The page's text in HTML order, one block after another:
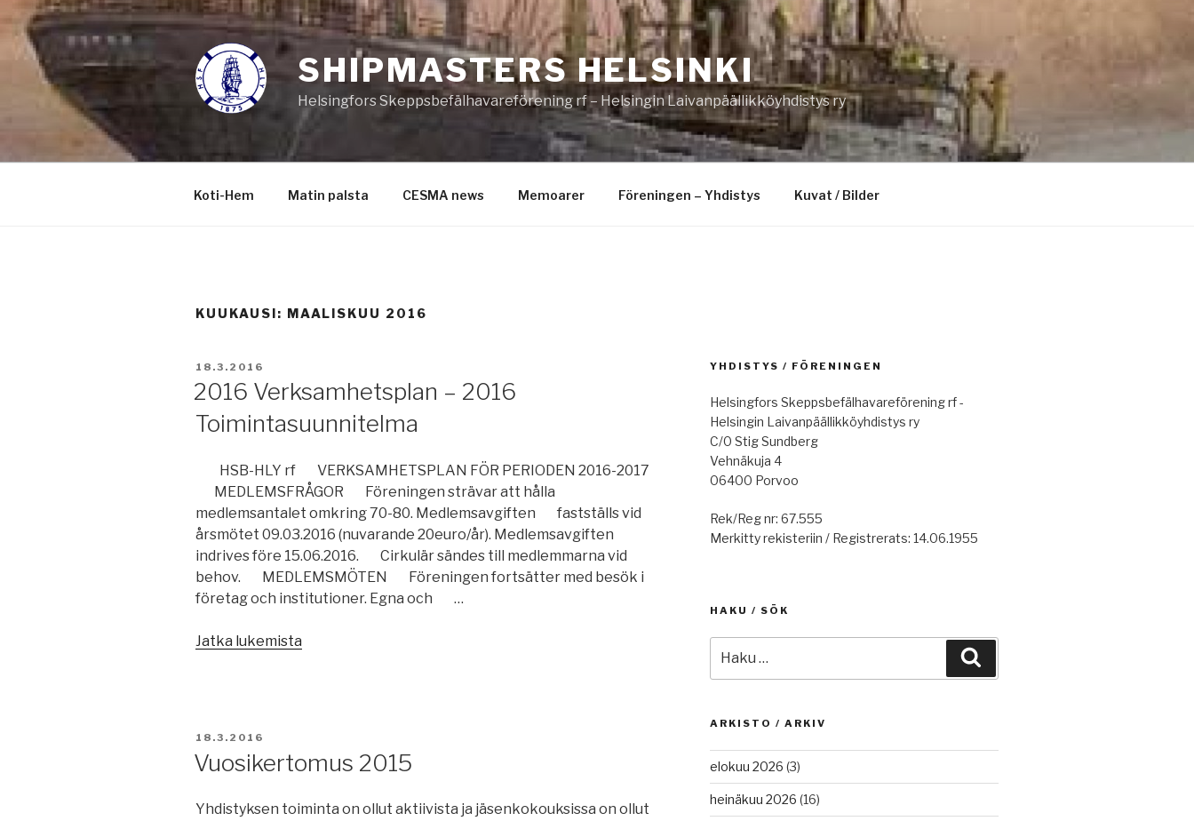
Siirry
sisältöön
SHIPMASTERS HELSINKI
Helsingfors Skeppsbefälhavareförening rf – Helsingin Laivanpäällikköyhdistys ry
Koti-Hem Matin palsta CESMA news Memoarer Föreningen – Yhdistys Kuvat / Bilder
KUUKAUSI: MAALISKUU 2016
JULKAISTU
18.3.2016
2016 Verksamhetsplan – 2016
Toimintasuunnitelma
HSB-HLY rf VERKSAMHETSPLAN FÖR PERIODEN 2016-2017
MEDLEMSFRÅGOR Föreningen strävar att hålla
medlemsantalet omkring 70-80. Medlemsavgiften fastställs vid
årsmötet 09.03.2016 (nuvarande 20euro/år). Medlemsavgiften
indrives före 15.06.2016. Cirkulär sändes till medlemmarna vid
behov. MEDLEMSMÖTEN Föreningen fortsätter med besök i
företag och institutioner. Egna och …
Jatka lukemista
JULKAISTU
18.3.2016
Vuosikertomus 2015
Yhdistyksen toiminta on ollut aktiivista ja jäsenkokouksissa on ollut
YHDISTYS / FÖRENINGEN
Helsingfors Skeppsbefälhavareförening rf -
Helsingin Laivanpäällikköyhdistys ry
C/0 Stig Sundberg
Vehnäkuja 4
06400 Porvoo
Rek/Reg nr: 67.555
Merkitty rekisteriin / Registrerats: 14.06.1955
HAKU / SÖK
ARKISTO / ARKIV
elokuu 2026 (3)
heinäkuu 2026 (16)